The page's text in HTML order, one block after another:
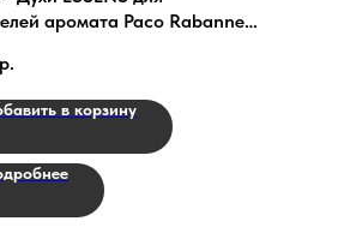
аромата Paco Rabanne
р.
в корзину